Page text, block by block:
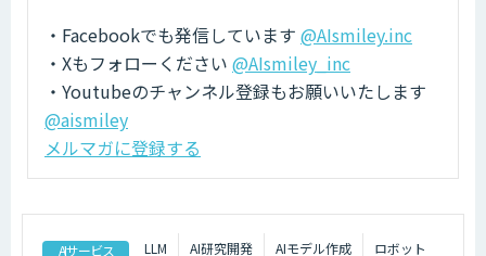
・Facebookでも発信しています @AIsmiley.inc
・Xもフォローください @AIsmiley_inc
・Youtubeのチャンネル登録もお願いいたします
@aismiley
メルマガに登録する
AIサービス LLM AI研究開発 AIモデル作成 ロボット